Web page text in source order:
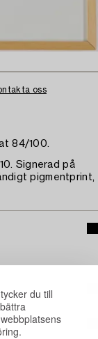
du till
oss
84/100.
Signerad på
pigmentprint,